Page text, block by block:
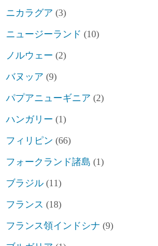
ニカラグア (3)
ニュージーランド (10)
ノルウェー (2)
バヌッア (9)
パプアニューギニア (2)
ハンガリー (1)
フィリピン (66)
フォークランド諸島 (1)
ブラジル (11)
フランス (18)
フランス領インドシナ (9)